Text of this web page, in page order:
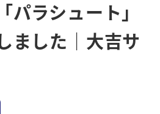
パラシュート」
ました｜大吉サ